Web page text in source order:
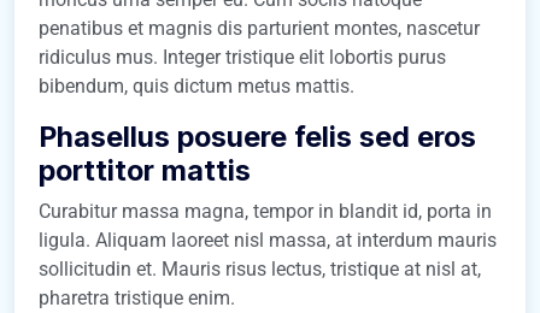
penatibus et magnis dis parturient montes, nascetur
ridiculus mus. Integer tristique elit lobortis purus
bibendum, quis dictum metus mattis.
Phasellus posuere felis sed eros
porttitor mattis
Curabitur massa magna, tempor in blandit id, porta in
ligula. Aliquam laoreet nisl massa, at interdum mauris
sollicitudin et. Mauris risus lectus, tristique at nisl at,
pharetra tristique enim.